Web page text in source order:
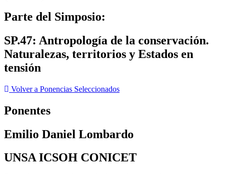
Parte del Simposio:
SP.47: Antropología de la conservación.
Naturalezas, territorios y Estados en
tensión
Volver a Ponencias Seleccionados
Ponentes
Emilio Daniel Lombardo
UNSA ICSOH CONICET